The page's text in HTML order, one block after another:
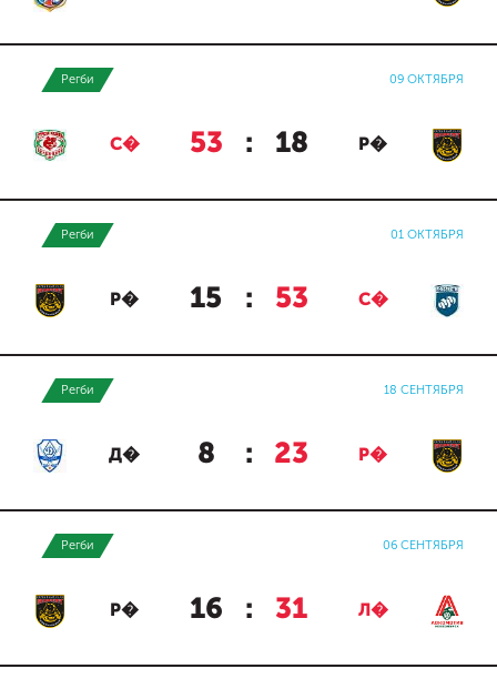
Регби 09 ОКТЯБРЯ
С� 53 : 18 Р�
Регби 01 ОКТЯБРЯ
Р� 15 : 53 С�
Регби 18 СЕНТЯБРЯ
Д� 8 : 23 Р�
Регби 06 СЕНТЯБРЯ
Р� 16 : 31 Л�